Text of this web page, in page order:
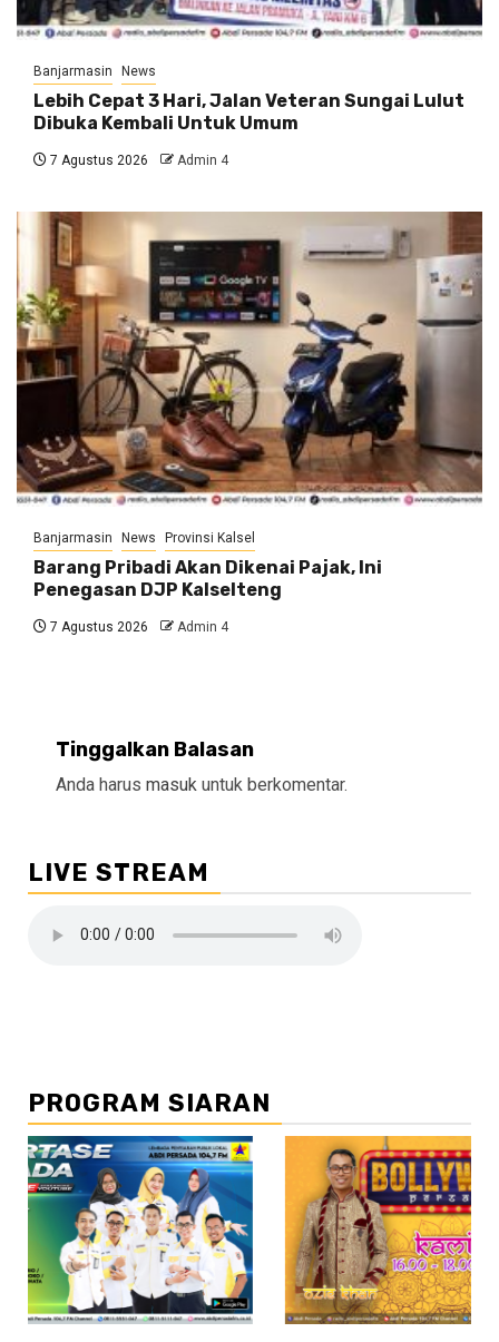
Banjarmasin News
Lebih Cepat 3 Hari, Jalan Veteran Sungai Lulut
Dibuka Kembali Untuk Umum
7 Agustus 2026 Admin 4
Banjarmasin News Provinsi Kalsel
Barang Pribadi Akan Dikenai Pajak, Ini
Penegasan DJP Kalselteng
7 Agustus 2026 Admin 4
Tinggalkan Balasan
Anda harus masuk untuk berkomentar.
LIVE STREAM
PROGRAM SIARAN
//2